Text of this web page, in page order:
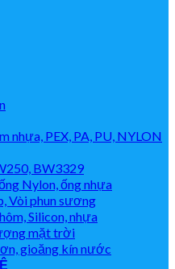
nhựa, PEX, PA, PU, NYLON
BW3329
Nylon, ống nhựa
Vòi phun sương
Silicon, nhựa
mặt trời
gioăng kín nước